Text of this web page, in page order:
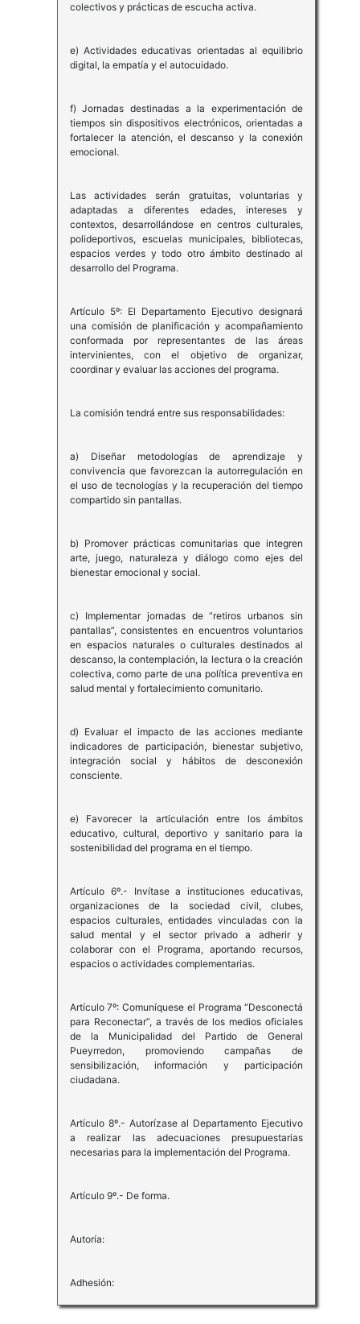
colectivos y prácticas de escucha activa.
e) Actividades educativas orientadas al equilibrio
digital, la empatía y el autocuidado.
f) Jornadas destinadas a la experimentación de
tiempos sin dispositivos electrónicos, orientadas a
fortalecer la atención, el descanso y la conexión
emocional.
Las actividades serán gratuitas, voluntarias y
adaptadas a diferentes edades, intereses y
contextos, desarrollándose en centros culturales,
polideportivos, escuelas municipales, bibliotecas,
espacios verdes y todo otro ámbito destinado al
desarrollo del Programa.
Artículo 5º: El Departamento Ejecutivo designará
una comisión de planificación y acompañamiento
conformada por representantes de las áreas
intervinientes, con el objetivo de organizar,
coordinar y evaluar las acciones del programa.
La comisión tendrá entre sus responsabilidades:
a) Diseñar metodologías de aprendizaje y
convivencia que favorezcan la autorregulación en
el uso de tecnologías y la recuperación del tiempo
compartido sin pantallas.
b) Promover prácticas comunitarias que integren
arte, juego, naturaleza y diálogo como ejes del
bienestar emocional y social.
c) Implementar jornadas de “retiros urbanos sin
pantallas”, consistentes en encuentros voluntarios
en espacios naturales o culturales destinados al
descanso, la contemplación, la lectura o la creación
colectiva, como parte de una política preventiva en
salud mental y fortalecimiento comunitario.
d) Evaluar el impacto de las acciones mediante
indicadores de participación, bienestar subjetivo,
integración social y hábitos de desconexión
consciente.
e) Favorecer la articulación entre los ámbitos
educativo, cultural, deportivo y sanitario para la
sostenibilidad del programa en el tiempo.
Artículo 6º.- Invítase a instituciones educativas,
organizaciones de la sociedad civil, clubes,
espacios culturales, entidades vinculadas con la
salud mental y el sector privado a adherir y
colaborar con el Programa, aportando recursos,
espacios o actividades complementarias.
Artículo 7º: Comuníquese el Programa “Desconectá
para Reconectar”, a través de los medios oficiales
de la Municipalidad del Partido de General
Pueyrredon, promoviendo campañas de
sensibilización, información y participación
ciudadana.
Artículo 8º.- Autorízase al Departamento Ejecutivo
a realizar las adecuaciones presupuestarias
necesarias para la implementación del Programa.
Artículo 9º.- De forma.
Autoría:
Adhesión: